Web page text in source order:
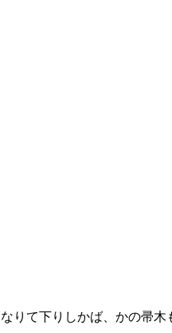
りて下りしかば、かの帚木